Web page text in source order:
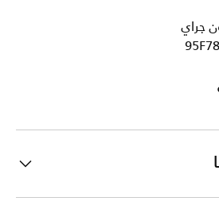
جراي